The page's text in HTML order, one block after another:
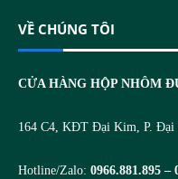
VỀ CHÚNG TÔI
CỬA HÀNG HỘP NHÔM
164 C4, KĐT Đại Kim, P. Đại
Hotline/Zalo: 0966.881.895 –